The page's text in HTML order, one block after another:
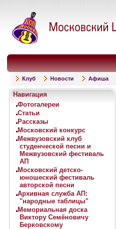
Клуб Новости Афиша
Навигация
Фотогалереи
Статьи
Рассказы
Московский конкурс
Межвузовский клуб
студенческой песни и
Межвузовский фестиваль
АП
Московский детско-
юношеский фестиваль
авторской песни
Архивная служба АП:
"народные таблицы"
Мемориальная доска
Виктору Семёновичу
Берковскому